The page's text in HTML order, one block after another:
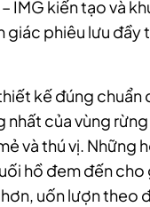
IMG kiến tạo và
giác phiêu lưu
kế đúng chuẩn
của vùng
và thú vị. Những
hồ đem đến
uốn lượn theo